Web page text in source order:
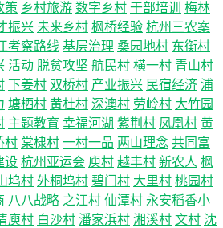
策 乡村旅游 数字乡村 干部培训
梅林
振兴 未来乡村 枫桥经验 杭州三农案
考察路线 基层治理 桑园地村 东衡村
活动 脱贫攻坚 航民村 横一村 青山村
下姜村 双桥村 产业振兴 民宿经济 浦
塘栖村 黄杜村 深澳村 劳岭村 大竹园
主题教育 幸福河湖 紫荆村 凤凰村 黄
村 棠棣村 一村一品 两山理念 共同富
设 杭州亚运会 庾村 越丰村 新农人 枫
坞村 外桐坞村 碧门村 大里村 桃园村
八八战略 之江村 仙潭村 永安稻香小
庾村 白沙村 潘家浜村 湘溪村 文村 沈